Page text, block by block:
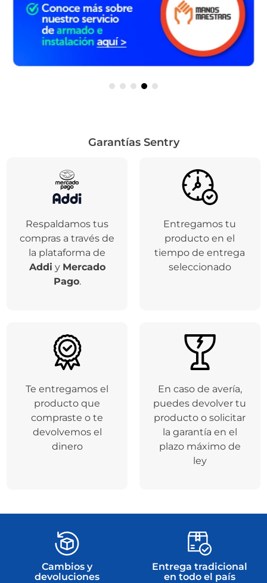
Garantías Sentry
Respaldamos tus
compras a través de
la plataforma de
Addi y Mercado
Pago.
Entregamos tu
producto en el
tiempo de entrega
seleccionado
Te entregamos el
producto que
compraste o te
devolvemos el
dinero
En caso de avería,
puedes devolver tu
producto o solicitar
la garantía en el
plazo máximo de
ley
Cambios y
devoluciones
Entrega tradicional
en todo el país